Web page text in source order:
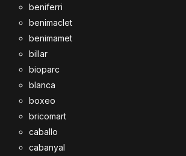
beniferri
benimaclet
benimamet
billar
bioparc
blanca
boxeo
bricomart
caballo
cabanyal